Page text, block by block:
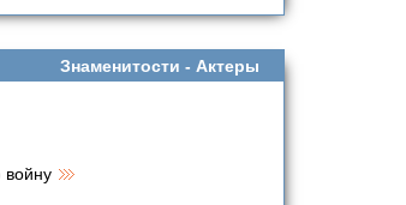
Знаменитости - Актеры